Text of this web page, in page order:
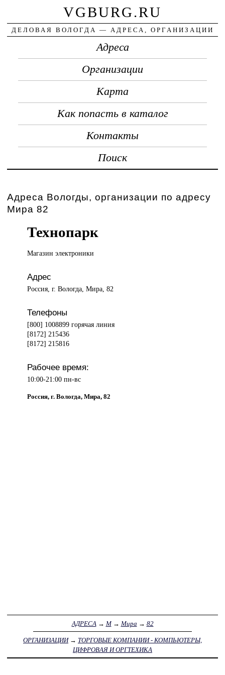
VGBURG.RU
ДЕЛОВАЯ ВОЛОГДА — АДРЕСА, ОРГАНИЗАЦИИ
Адреса
Организации
Карта
Как попасть в каталог
Контакты
Поиск
Адреса Вологды, организации по адресу
Мира 82
Технопарк
Магазин электроники
Адрес
Россия, г. Вологда, Мира, 82
Телефоны
[800] 1008899 горячая линия
[8172] 215436
[8172] 215816
Рабочее время:
10:00-21:00 пн-вс
Россия, г. Вологда, Мира, 82
АДРЕСА → М→ Мира → 82
ОРГАНИЗАЦИИ→ ТОРГОВЫЕ КОМПАНИИ - КОМПЬЮТЕРЫ,
ЦИФРОВАЯ И ОРГТЕХИКА